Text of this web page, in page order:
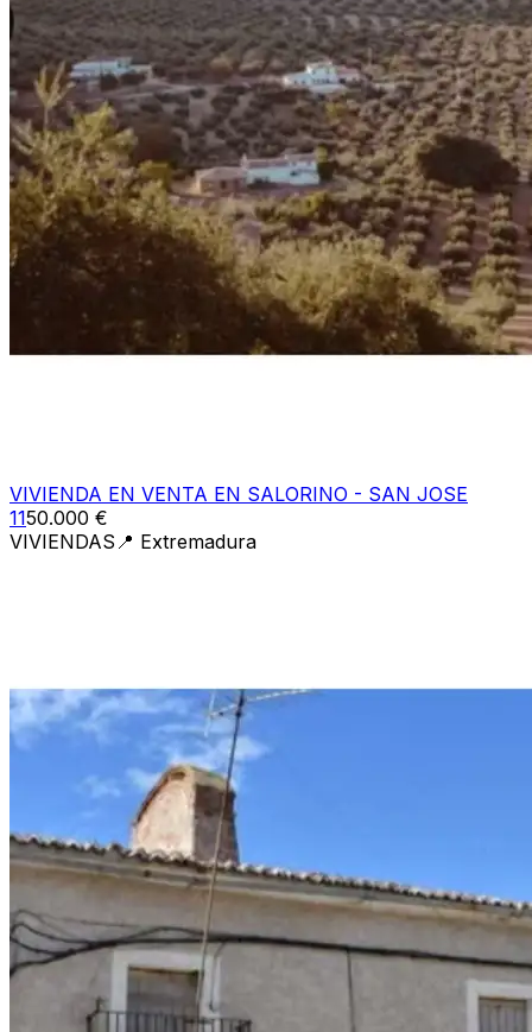
VIVIENDA EN VENTA EN SALORINO - SAN JOSE
1150.000 €
VIVIENDAS 📍 Extremadura